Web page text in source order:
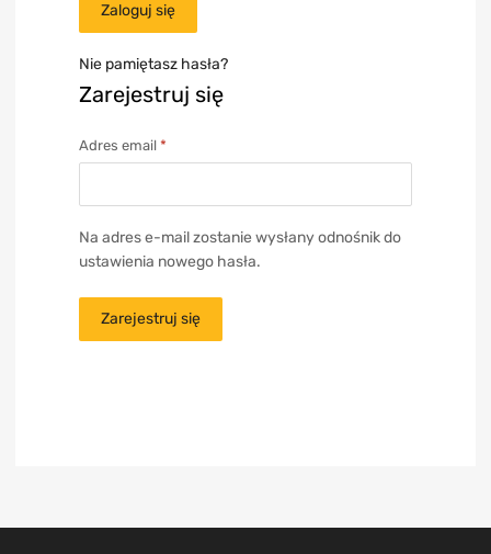
Zaloguj się
Nie pamiętasz hasła?
Zarejestruj się
Adres email *
Na adres e-mail zostanie wysłany odnośnik do
ustawienia nowego hasła.
Zarejestruj się